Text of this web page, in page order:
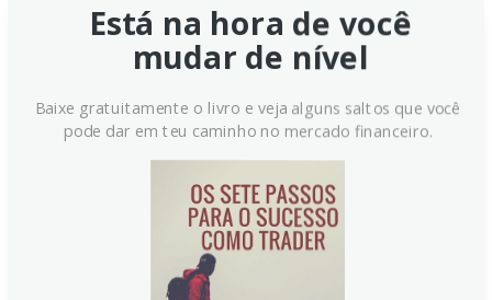
China lança pacote para
impulsionar serviços, abre
setores-chave e financia
esportes, cultura e saúde
China anuncia pacote amplo para estimular serviços,
abrir setores como internet, cultura, saúde e
educação. Medidas visam atrair investimentos
estrangeiros, desenvolver economia do esporte com
Está na hora de você
mudar de nível
Baixe gratuitamente o livro e veja alguns saltos que você
pode dar em teu caminho no mercado financeiro.